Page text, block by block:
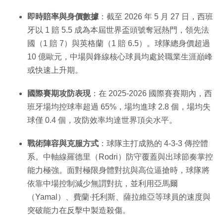
即時賠率與身價數據 ：截至 2026 年 5 月 27 日，西班
牙以 1 賠 5.5 成為本屆世界盃頭號奪冠熱門，領先法
國（1 賠 7）與英格蘭（1 賠 6.5）。球隊總身價超過
10 億歐元，中場與鋒線核心球員均處於職業生涯巔峰
或快速上升期。
國際賽期攻防表現：在 2025-2026 國際賽賽期內，西
班牙場均控球率超過 65%，場均進球 2.8 個，場均失
球僅 0.4 個，攻防效率均達世界頂尖水平。
戰術陣容與克服方式 ：球隊主打成熟的 4-3-3 傳控體
系。中軸線羅德里（Rodri）防守覆蓋與出球節奏掌控
能力極強。面對極限身體對抗與高位逼搶時，球隊將
依靠中場控制減少無謂對抗，並利用亞馬爾
（Yamal）、費蘭·托利斯、薩拉維亞等球員的速度與
突破能力在反擊中製造殺傷。